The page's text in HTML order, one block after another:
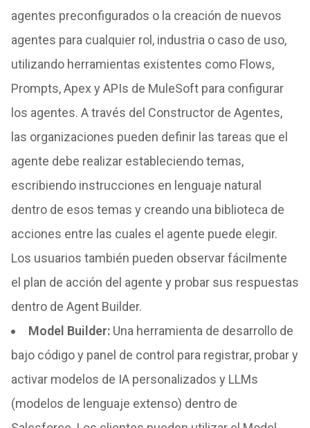
agentes preconfigurados o la creación de nuevos
agentes para cualquier rol, industria o caso de uso,
utilizando herramientas existentes como Flows,
Prompts, Apex y APIs de MuleSoft para configurar
los agentes. A través del Constructor de Agentes,
las organizaciones pueden definir las tareas que el
agente debe realizar estableciendo temas,
escribiendo instrucciones en lenguaje natural
dentro de esos temas y creando una biblioteca de
acciones entre las cuales el agente puede elegir.
Los usuarios también pueden observar fácilmente
el plan de acción del agente y probar sus respuestas
dentro de Agent Builder.
Model Builder:Una herramienta de desarrollo de
bajo código y panel de control para registrar, probar y
activar modelos de IA personalizados y LLMs
(modelos de lenguaje extenso) dentro de